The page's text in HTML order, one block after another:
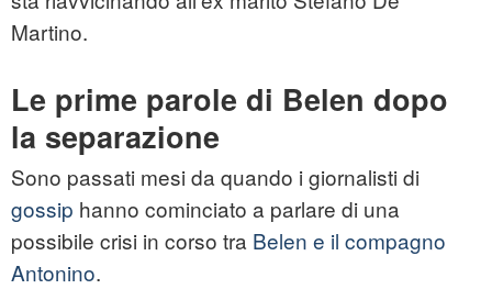
Martino.
Le prime parole di Belen dopo
la separazione
Sono passati mesi da quando i giornalisti di
gossip hanno cominciato a parlare di una
possibile crisi in corso tra Belen e il compagno
Antonino.